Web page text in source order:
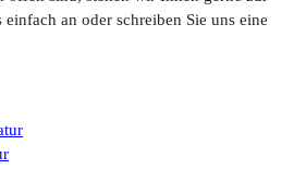
an oder schreiben Sie uns eine